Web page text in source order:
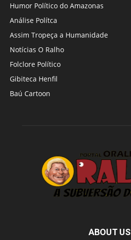
Humor Político do Amazonas
Análise Polítca
Assim Tropeça a Humanidade
Notícias O Ralho
Folclore Político
Gibiteca Henfil
Baú Cartoon
ABOUT US